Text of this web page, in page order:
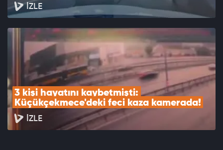
İZLE
3 kişi hayatını kaybetmişti:
Küçükçekmece'deki feci kaza kamerada!
İZLE